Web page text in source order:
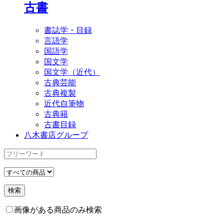
古書
書誌学・目録
言語学
国語学
国文学
国文学（近代）
古典芸能
古典複製
近代自筆物
古典籍
古書目録
八木書店グループ
画像がある商品のみ検索